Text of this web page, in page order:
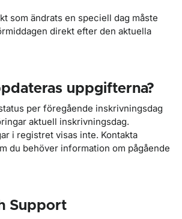
som ändrats en speciell dag måste
direkt efter den aktuella
uppgifterna?
per föregående inskrivningsdag
aktuell inskrivningsdag.
i registret visas inte. Kontakta
du behöver information om pågående
Support